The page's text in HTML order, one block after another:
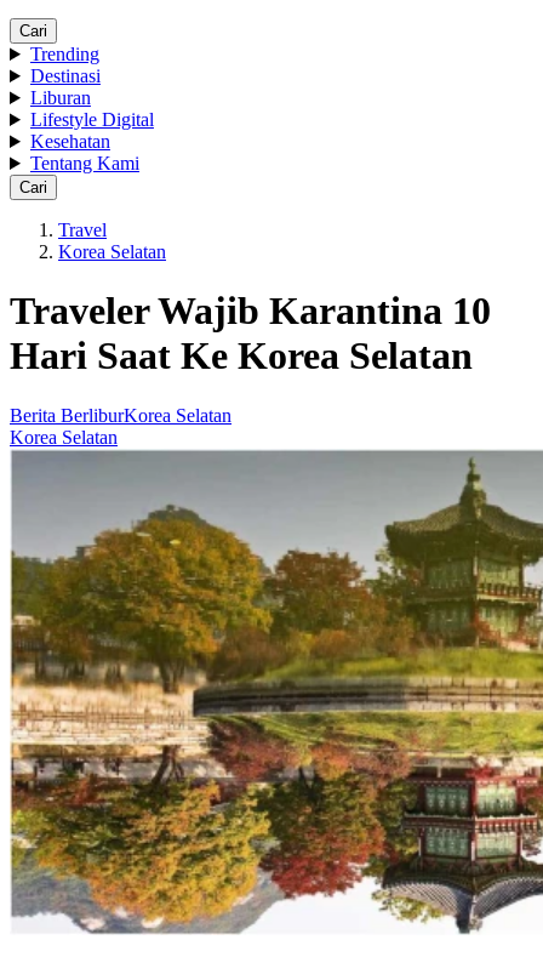
Cari
Trending
Destinasi
Liburan
Lifestyle Digital
Kesehatan
Tentang Kami
Cari
Travel
Korea Selatan
Traveler Wajib Karantina 10
Hari Saat Ke Korea Selatan
Berita BerliburKorea Selatan
Korea Selatan